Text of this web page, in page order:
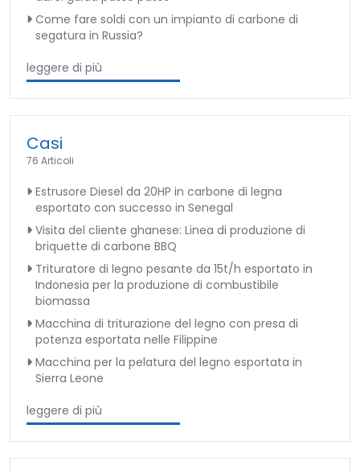
Come fare soldi con un impianto di carbone di
segatura in Russia?
leggere di più
Casi
76 Articoli
Estrusore Diesel da 20HP in carbone di legna
esportato con successo in Senegal
Visita del cliente ghanese: Linea di produzione di
briquette di carbone BBQ
Trituratore di legno pesante da 15t/h esportato in
Indonesia per la produzione di combustibile
biomassa
Macchina di triturazione del legno con presa di
potenza esportata nelle Filippine
Macchina per la pelatura del legno esportata in
Sierra Leone
leggere di più